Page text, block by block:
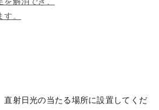
。
直射日光の当たる場所に設置してくだ